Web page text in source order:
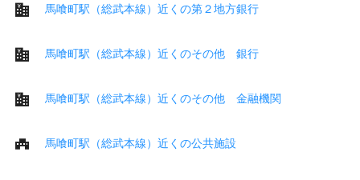
馬喰町駅（総武本線）近くの第２地方銀行
馬喰町駅（総武本線）近くのその他 銀行
馬喰町駅（総武本線）近くのその他 金融機関
馬喰町駅（総武本線）近くの公共施設